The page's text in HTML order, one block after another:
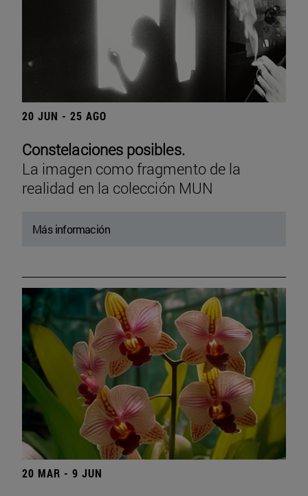
20 JUN - 25 AGO
Constelaciones posibles.
La imagen como fragmento de la
realidad en la colección MUN
Más información
20 MAR - 9 JUN